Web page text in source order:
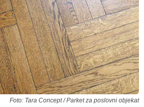
Foto: Tara Concept / Parket za poslovni objekat